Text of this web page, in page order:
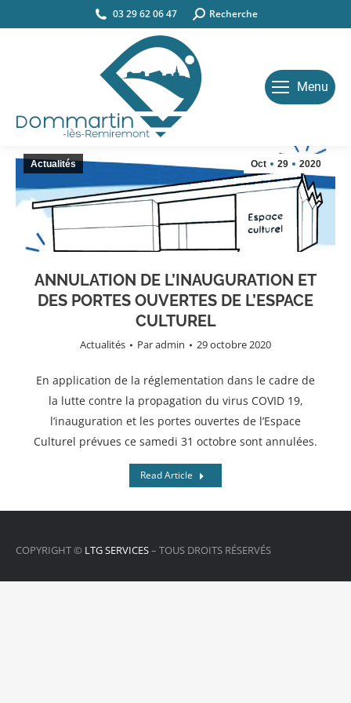
03 29 62 06 47 Search:Recherche
Menu
ANNULATION DE L’INAUGURATION ET
DES PORTES OUVERTES DE L’ESPACE
CULTUREL
Actualités Paradmin 29 octobre 2020
Oct 29 2020
Actualités
En application de la réglementation dans le cadre de
la lutte contre la propagation du virus COVID 19,
l’inauguration et les portes ouvertes de l’Espace
Culturel prévues ce samedi 31 octobre sont annulées.
Read Article
COPYRIGHT © LTG SERVICES– TOUS DROITS RÉSERVÉS